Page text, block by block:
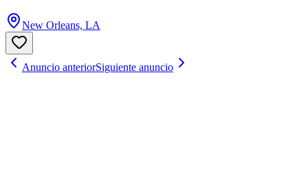
New Orleans, LA
Anuncio anteriorSiguiente anuncio